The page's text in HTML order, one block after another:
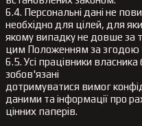
6.4. Персональні дані не
необхідно для цілей, для
якому випадку не довше за
цим Положенням за згодою
6.5. Усі працівники
зобов'язані
дотримуватися вимог
даними та інформації про
цінних паперів.